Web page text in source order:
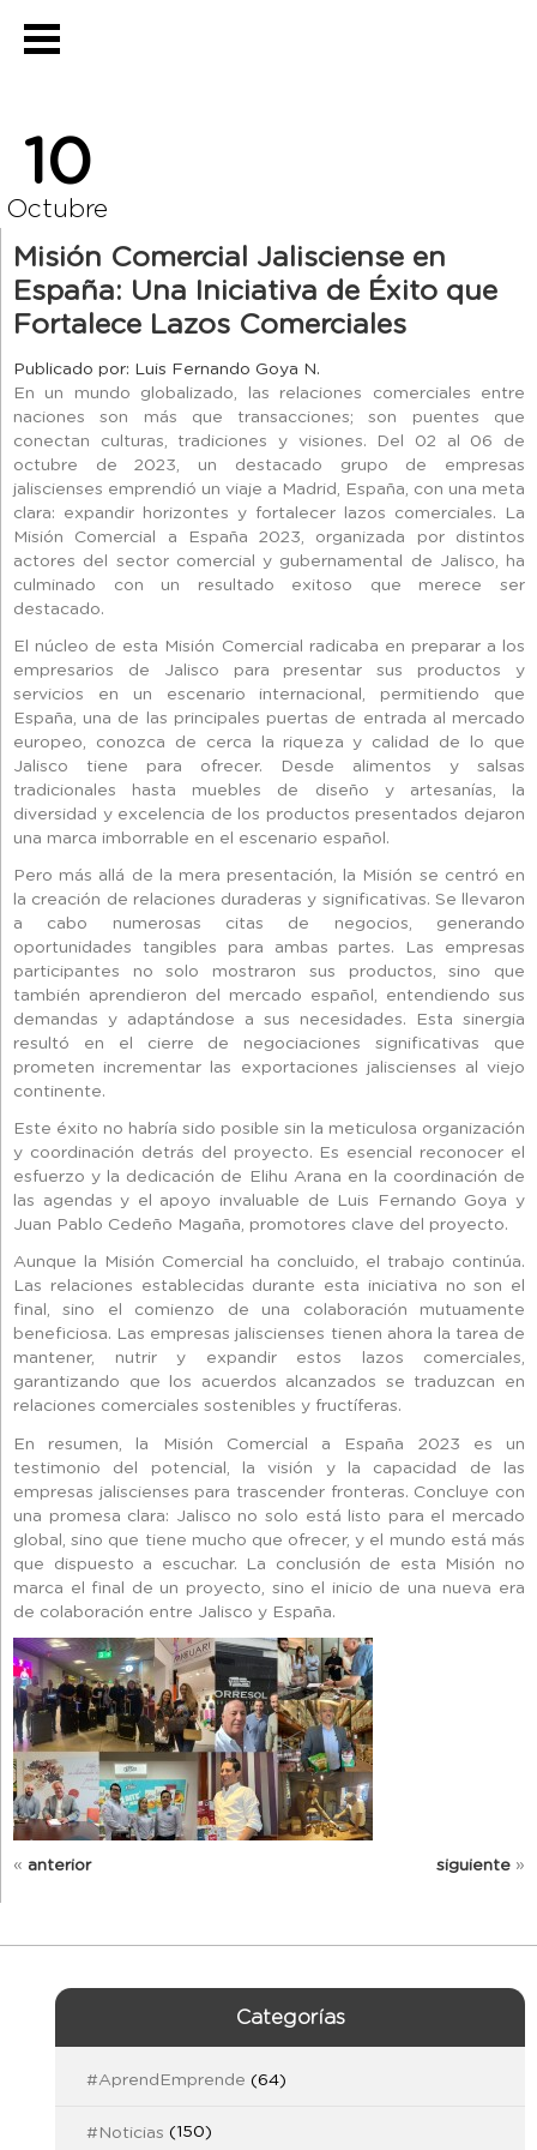
10
Octubre
Misión Comercial Jalisciense en
España: Una Iniciativa de Éxito que
Fortalece Lazos Comerciales
Publicado por: Luis Fernando Goya N.
En un mundo globalizado, las relaciones comerciales entre
naciones son más que transacciones; son puentes que
conectan culturas, tradiciones y visiones. Del 02 al 06 de
octubre de 2023, un destacado grupo de empresas
jaliscienses emprendió un viaje a Madrid, España, con una meta
clara: expandir horizontes y fortalecer lazos comerciales. La
Misión Comercial a España 2023, organizada por distintos
actores del sector comercial y gubernamental de Jalisco, ha
culminado con un resultado exitoso que merece ser
destacado.
El núcleo de esta Misión Comercial radicaba en preparar a los
empresarios de Jalisco para presentar sus productos y
servicios en un escenario internacional, permitiendo que
España, una de las principales puertas de entrada al mercado
europeo, conozca de cerca la riqueza y calidad de lo que
Jalisco tiene para ofrecer. Desde alimentos y salsas
tradicionales hasta muebles de diseño y artesanías, la
diversidad y excelencia de los productos presentados dejaron
una marca imborrable en el escenario español.
Pero más allá de la mera presentación, la Misión se centró en
la creación de relaciones duraderas y significativas. Se llevaron
a cabo numerosas citas de negocios, generando
oportunidades tangibles para ambas partes. Las empresas
participantes no solo mostraron sus productos, sino que
también aprendieron del mercado español, entendiendo sus
demandas y adaptándose a sus necesidades. Esta sinergia
resultó en el cierre de negociaciones significativas que
prometen incrementar las exportaciones jaliscienses al viejo
continente.
Este éxito no habría sido posible sin la meticulosa organización
y coordinación detrás del proyecto. Es esencial reconocer el
esfuerzo y la dedicación de Elihu Arana en la coordinación de
las agendas y el apoyo invaluable de Luis Fernando Goya y
Juan Pablo Cedeño Magaña, promotores clave del proyecto.
Aunque la Misión Comercial ha concluido, el trabajo continúa.
Las relaciones establecidas durante esta iniciativa no son el
final, sino el comienzo de una colaboración mutuamente
beneficiosa. Las empresas jaliscienses tienen ahora la tarea de
mantener, nutrir y expandir estos lazos comerciales,
garantizando que los acuerdos alcanzados se traduzcan en
relaciones comerciales sostenibles y fructíferas.
En resumen, la Misión Comercial a España 2023 es un
testimonio del potencial, la visión y la capacidad de las
empresas jaliscienses para trascender fronteras. Concluye con
una promesa clara: Jalisco no solo está listo para el mercado
global, sino que tiene mucho que ofrecer, y el mundo está más
que dispuesto a escuchar. La conclusión de esta Misión no
marca el final de un proyecto, sino el inicio de una nueva era
de colaboración entre Jalisco y España.
« anterior siguiente »
Categorías
#AprendEmprende (64)
#Noticias (150)